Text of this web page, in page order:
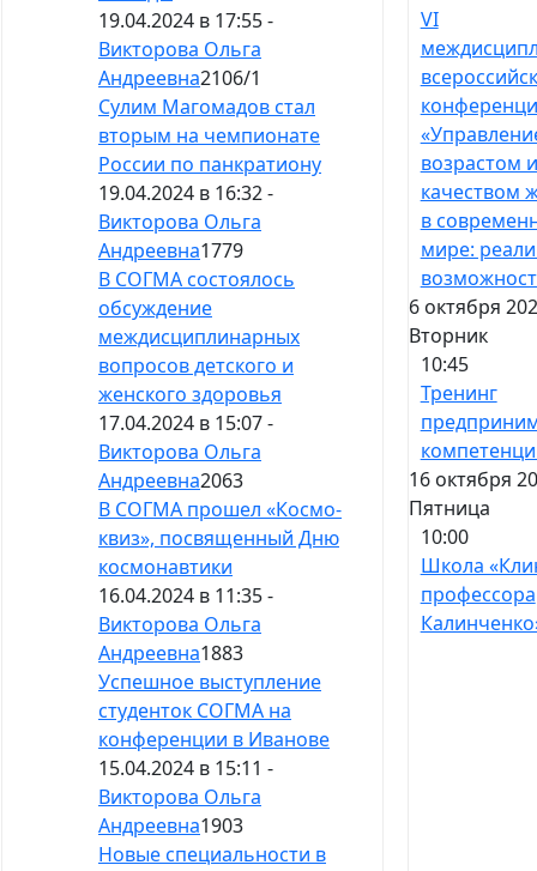
19.04.2024 в 17:55 -
Викторова Ольга
Андреевна2106/1
Сулим Магомадов стал
вторым на чемпионате
России по панкратиону
19.04.2024 в 16:32 -
Викторова Ольга
Андреевна1779
В СОГМА состоялось
обсуждение
междисциплинарных
вопросов детского и
женского здоровья
17.04.2024 в 15:07 -
Викторова Ольга
Андреевна2063
В СОГМА прошел «Космо-
квиз», посвященный Дню
космонавтики
16.04.2024 в 11:35 -
Викторова Ольга
Андреевна1883
Успешное выступление
студенток СОГМА на
конференции в Иванове
15.04.2024 в 15:11 -
Викторова Ольга
Андреевна1903
Новые специальности в
VI
возрастом и
качеством
в
мире:
6 октября
Вторник
10:45
Тренинг
16 октября
Пятница
10:00
Школа
профессора